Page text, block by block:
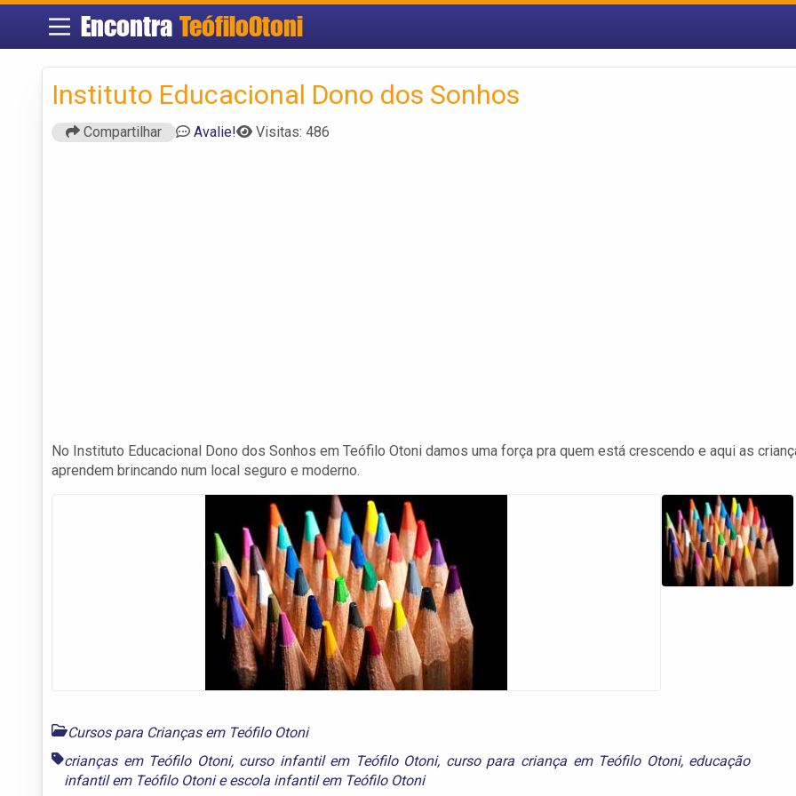
Encontra TeófiloOtoni
Instituto Educacional Dono dos Sonhos
Compartilhar Avalie! Visitas: 486
No Instituto Educacional Dono dos Sonhos em Teófilo Otoni damos uma força pra quem está crescendo e aqui as
aprendem brincando num local seguro e moderno.
Cursos para Crianças em Teófilo Otoni
crianças em Teófilo Otoni, curso infantil em Teófilo Otoni, curso para criança em Teófilo Otoni, educação
infantil em Teófilo Otonieescola infantil em Teófilo Otoni